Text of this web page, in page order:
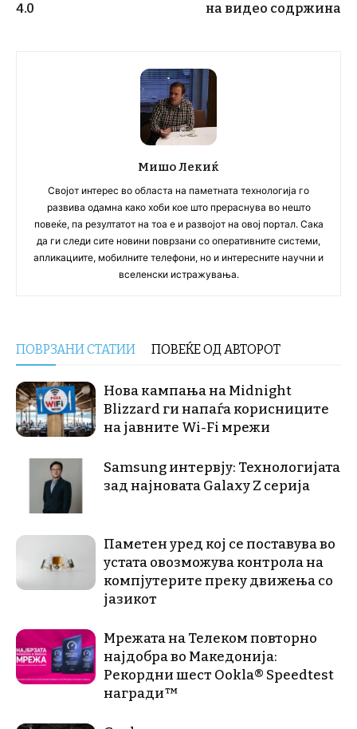
4.0
на видео содржина
Мишо Лекиќ
Својот интерес во областа на паметната технологија го
развива одамна како хоби кое што прераснува во нешто
повеќе, па резултатот на тоа е и развојот на овој портал. Сака
да ги следи сите новини поврзани со оперативните системи,
апликациите, мобилните телефони, но и интересните научни и
вселенски истражувања.
ПОВРЗАНИ СТАТИИ ПОВЕЌЕ ОД АВТОРОТ
Нова кампања на Midnight
Blizzard ги напаѓа корисниците
на јавните Wi-Fi мрежи
Samsung интервју: Технологијата
зад најновата Galaxy Z серија
Паметен уред кој се поставува во
устата овозможува контрола на
компјутерите преку движења со
јазикот
Мрежата на Телеком повторно
најдобра во Македонија:
Рекордни шест Ookla® Speedtest
награди™